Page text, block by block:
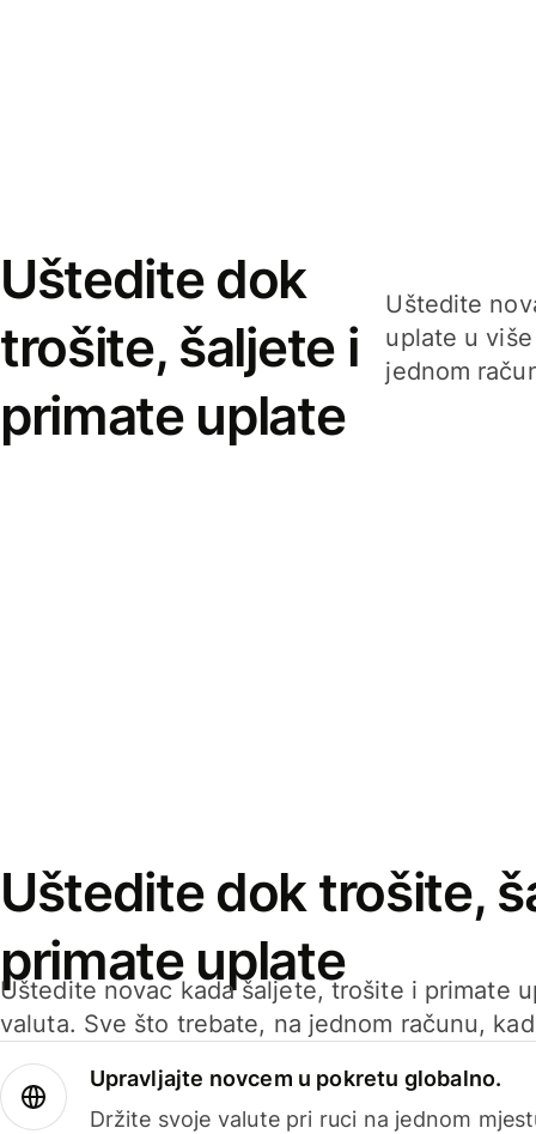
Uštedite dok
trošite, šaljete i
primate uplate
Uštedite
uplate u
jednom
Uštedite dok trošite,
primate uplate
Uštedite novac kada šaljete, trošite i primate
valuta. Sve što trebate, na jednom računu,
Upravljajte novcem u pokretu globalno.
Držite svoje valute pri ruci na jednom